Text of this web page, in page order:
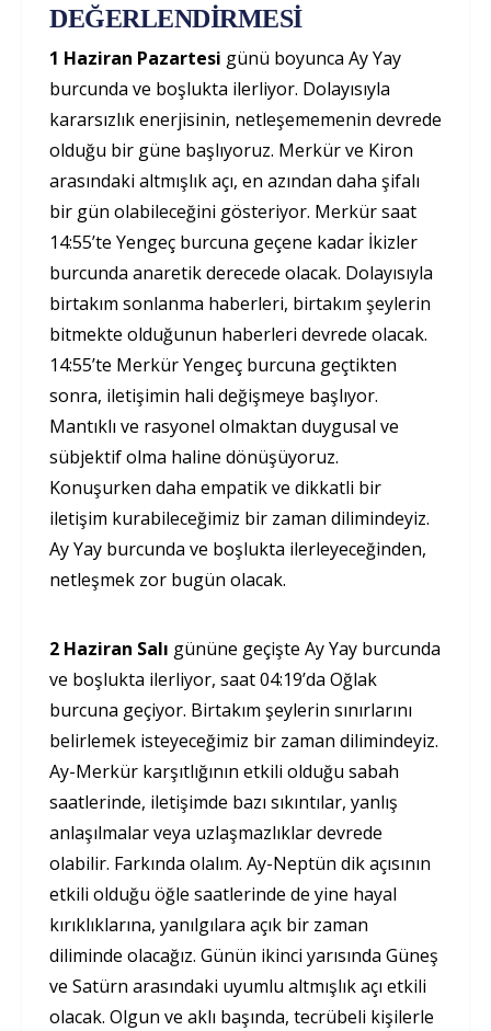
DEĞERLENDİRMESİ
1 Haziran Pazartesi günü boyunca Ay Yay
burcunda ve boşlukta ilerliyor. Dolayısıyla
kararsızlık enerjisinin, netleşememenin devrede
olduğu bir güne başlıyoruz. Merkür ve Kiron
arasındaki altmışlık açı, en azından daha şifalı
bir gün olabileceğini gösteriyor. Merkür saat
14:55’te Yengeç burcuna geçene kadar İkizler
burcunda anaretik derecede olacak. Dolayısıyla
birtakım sonlanma haberleri, birtakım şeylerin
bitmekte olduğunun haberleri devrede olacak.
14:55’te Merkür Yengeç burcuna geçtikten
sonra, iletişimin hali değişmeye başlıyor.
Mantıklı ve rasyonel olmaktan duygusal ve
sübjektif olma haline dönüşüyoruz.
Konuşurken daha empatik ve dikkatli bir
iletişim kurabileceğimiz bir zaman dilimindeyiz.
Ay Yay burcunda ve boşlukta ilerleyeceğinden,
netleşmek zor bugün olacak.
2 Haziran Salı gününe geçişte Ay Yay burcunda
ve boşlukta ilerliyor, saat 04:19’da Oğlak
burcuna geçiyor. Birtakım şeylerin sınırlarını
belirlemek isteyeceğimiz bir zaman dilimindeyiz.
Ay-Merkür karşıtlığının etkili olduğu sabah
saatlerinde, iletişimde bazı sıkıntılar, yanlış
anlaşılmalar veya uzlaşmazlıklar devrede
olabilir. Farkında olalım. Ay-Neptün dik açısının
etkili olduğu öğle saatlerinde de yine hayal
kırıklıklarına, yanılgılara açık bir zaman
diliminde olacağız. Günün ikinci yarısında Güneş
ve Satürn arasındaki uyumlu altmışlık açı etkili
olacak. Olgun ve aklı başında, tecrübeli kişilerle